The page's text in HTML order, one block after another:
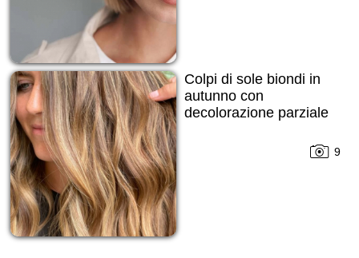
Colpi di sole biondi in
autunno con
decolorazione parziale
9